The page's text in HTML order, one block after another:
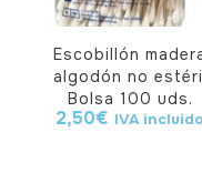
Escobillón
algodón no
Bolsa 100 uds.
2,50€ IVA incluido